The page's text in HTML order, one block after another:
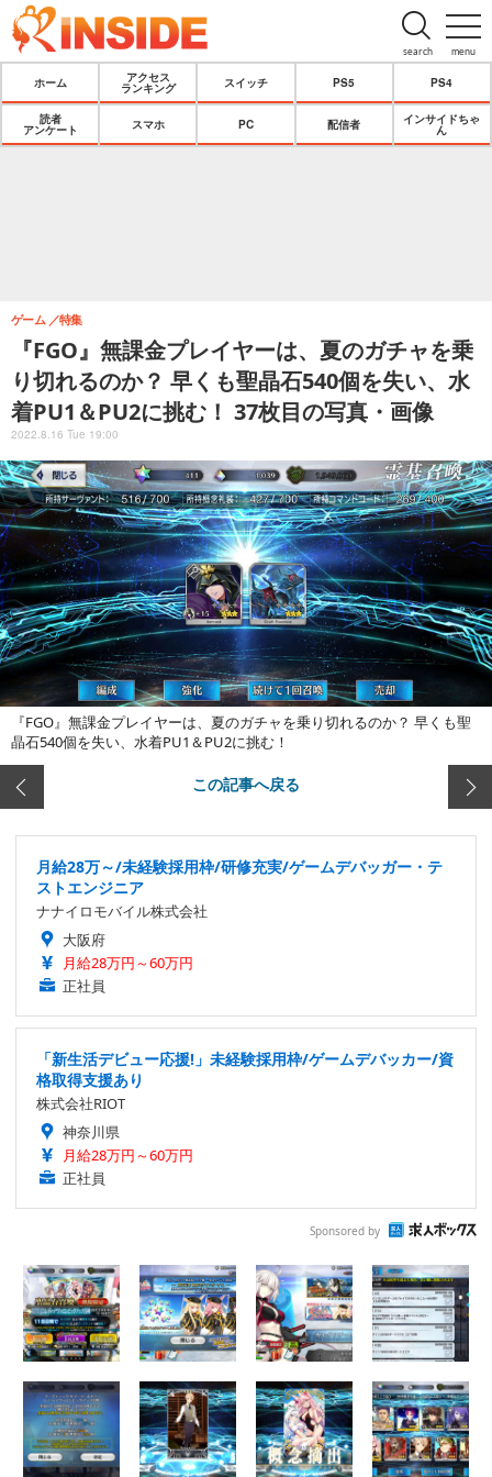
menu
search
ホーム
アクセス
ランキング
スイッチ PS5 PS4
読者
アンケート
スマホ PC 配信者
インサイドちゃ
ん
『FGO』無課金プレイヤーは、夏のガチャを乗
り切れるのか？ 早くも聖晶石540個を失い、水
着PU1＆PU2に挑む！ 37枚目の写真・画像
ゲーム 特集
2022.8.16 Tue 19:00
『FGO』無課金プレイヤーは、夏のガチャを乗り切れるのか？ 早くも聖
晶石540個を失い、水着PU1＆PU2に挑む！
この記事へ戻る
月給28万～/未経験採用枠/研修充実/ゲームデバッガー・テ
ストエンジニア
ナナイロモバイル株式会社
大阪府
月給28万円～60万円
正社員
「新生活デビュー応援!」未経験採用枠/ゲームデバッカー/資
格取得支援あり
株式会社RIOT
神奈川県
月給28万円～60万円
正社員
Sponsored by